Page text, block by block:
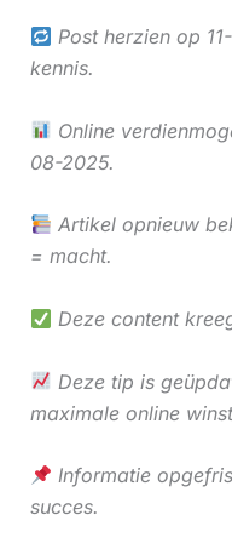
Post herzien op
kennis.
Online
08-2025.
Artikel opnieuw
= macht.
Deze content
Deze tip is
maximale online
Informatie
succes.